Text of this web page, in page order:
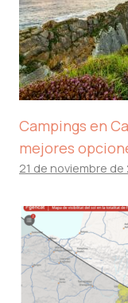
Campings en
mejores
21 de noviembre de